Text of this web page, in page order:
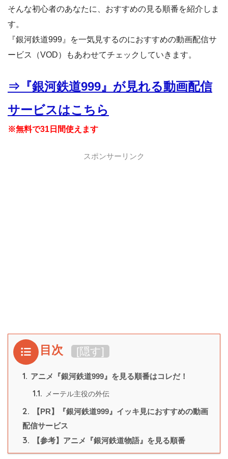
そんな初心者のあなたに、おすすめの見る順番を紹介しま
す。
『銀河鉄道999』を一気見するのにおすすめの動画配信サ
ービス（VOD）もあわせてチェックしていきます。
⇒『銀河鉄道999』が見れる動画配信
サービスはこちら
※無料で31日間使えます
スポンサーリンク
目次 [隠す]
1. アニメ『銀河鉄道999』を見る順番はコレだ！
1.1. メーテル主役の外伝
2.
【PR】『銀河鉄道999』イッキ見におすすめの動画
配信サービス
3. 【参考】アニメ『銀河鉄道物語』を見る順番